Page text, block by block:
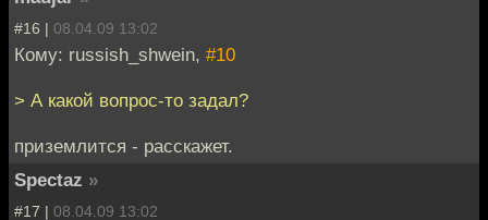
#16 | 08.04.09 13:02
Кому: russish_shwein, #10
> А какой вопрос-то задал?
приземлится - расскажет.
Spectaz »
#17 | 08.04.09 13:02